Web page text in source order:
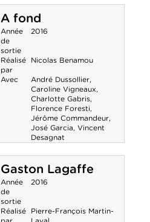
A fond
Année
de
sortie
2016
Réalisé
par
Nicolas Benamou
Avec André Dussollier,
Caroline Vigneaux,
Charlotte Gabris,
Florence Foresti,
Jérôme Commandeur,
José Garcia, Vincent
Desagnat
Gaston Lagaffe
Année
de
sortie
2016
Réalisé Pierre-François Martin-